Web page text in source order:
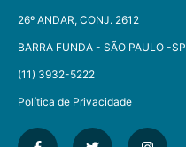
26º ANDAR, CONJ. 2612
BARRA FUNDA - SÃO PAULO -SP​
(11) 3932-5222
Política de Privacidade